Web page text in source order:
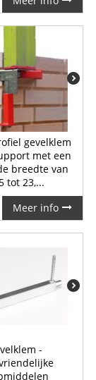
gevelklem
met een
breedte van
tot 23,...
Meer info
-